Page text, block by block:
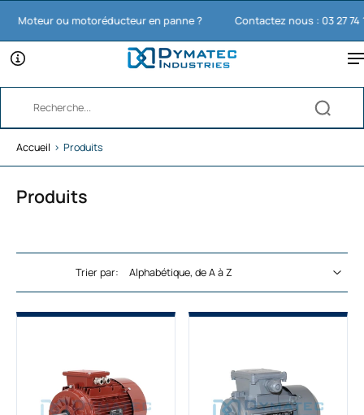
ou motoréducteur en panne ? Contactez nous : 03 27 74 11 65
Accueil › Produits
Produits
Trier par: